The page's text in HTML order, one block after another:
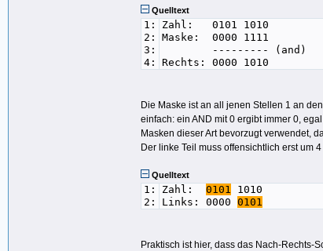
Quelltext
1:
2:
3:
4:
Zahl: 0101 1010
Maske: 0000 1111
--------- (and)
Rechts: 0000 1010
Die Maske ist an all jenen Stellen 1 an
einfach: ein AND mit 0 ergibt immer 0,
Masken dieser Art bevorzugt verwendet,
Der linke Teil muss offensichtlich erst um
Quelltext
1:
2:
Zahl: 0101 1010
Links: 0000 0101
Praktisch ist hier, dass das Nach-Rechts-